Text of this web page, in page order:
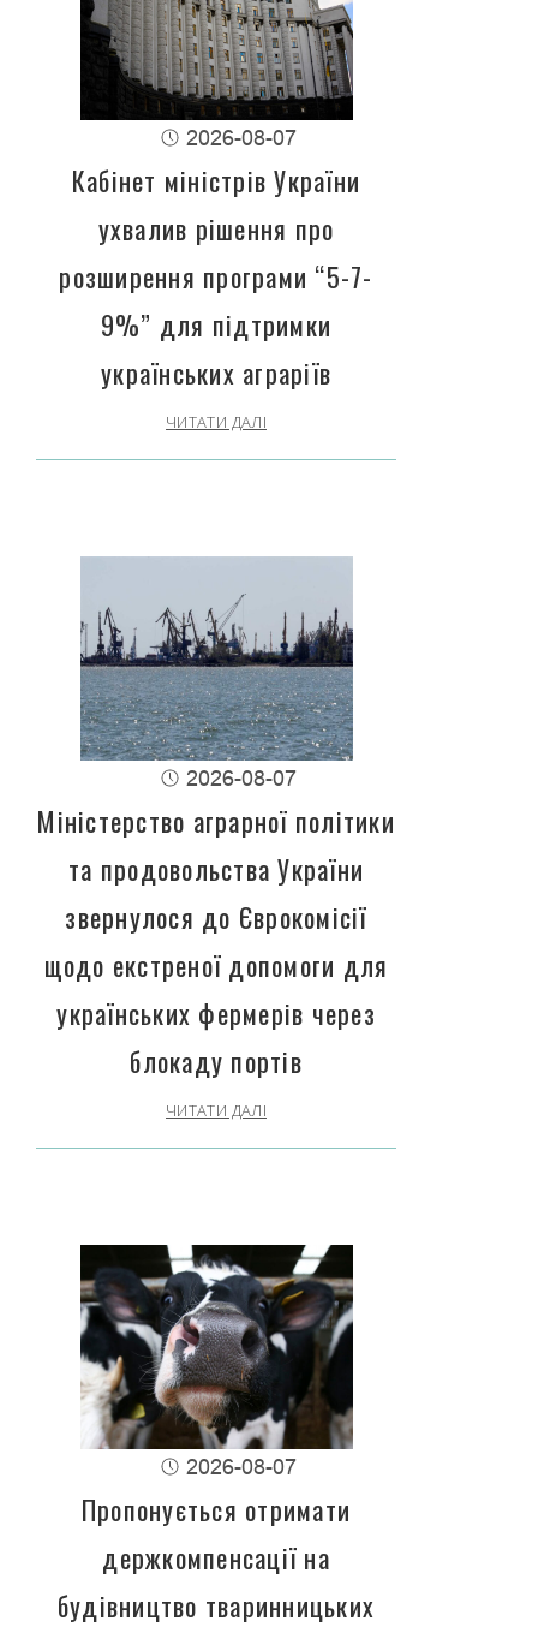
2026-08-07
Кабінет міністрів України
ухвалив рішення про
розширення програми “5-7-
9%” для підтримки
українських аграріїв
ЧИТАТИ ДАЛІ
2026-08-07
Міністерство аграрної політики
та продовольства України
звернулося до Єврокомісії
щодо екстреної допомоги для
українських фермерів через
блокаду портів
ЧИТАТИ ДАЛІ
2026-08-07
Пропонується отримати
держкомпенсації на
будівництво тваринницьких